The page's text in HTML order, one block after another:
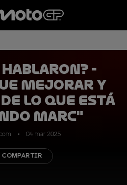
-
mejorar y
lo que está
Marc"
04 mar 2025
COMPARTIR